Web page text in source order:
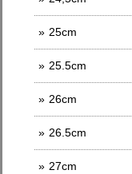
25cm
25.5cm
26cm
26.5cm
27cm